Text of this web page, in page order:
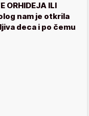
ORHIDEJA ILI
nam je otkrila
deca i po čemu